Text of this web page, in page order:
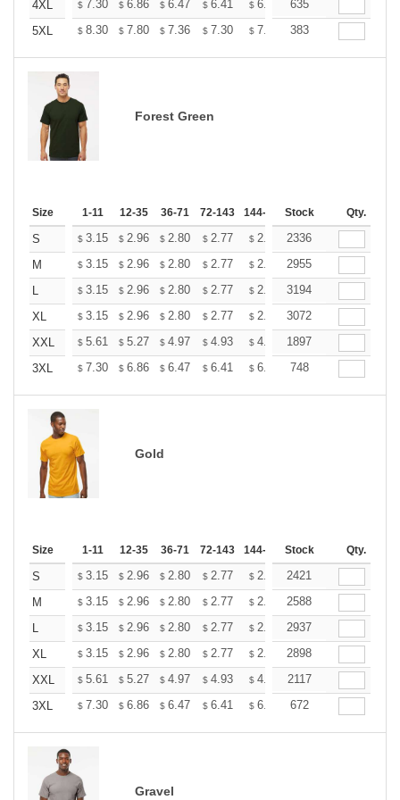
4XL
$ 7.30 $ 6.86 $ 6.47 $ 6.41 $ 6.30 $6.25
635
5XL
$ 8.30 $ 7.80 $ 7.36 $ 7.30 $ 7.17 $7.11
383
Forest Green
Size 1-11 12-35 36-71 72-143 144-287 288 + More
Stock Qty.
S $ 3.15 $ 2.96 $ 2.80 $ 2.77 $ 2.72 $2.70
2336
M
$ 3.15 $ 2.96 $ 2.80 $ 2.77 $ 2.72 $2.70
2955
L
$ 3.15 $ 2.96 $ 2.80 $ 2.77 $ 2.72 $2.70
3194
XL
$ 3.15 $ 2.96 $ 2.80 $ 2.77 $ 2.72 $2.70
3072
XXL
$ 5.61 $ 5.27 $ 4.97 $ 4.93 $ 4.85 $4.80
1897
3XL
$ 7.30 $ 6.86 $ 6.47 $ 6.41 $ 6.30 $6.25
748
Gold
Size 1-11 12-35 36-71 72-143 144-287 288 + More
Stock Qty.
S $ 3.15 $ 2.96 $ 2.80 $ 2.77 $ 2.72 $2.70
2421
M
$ 3.15 $ 2.96 $ 2.80 $ 2.77 $ 2.72 $2.70
2588
L
$ 3.15 $ 2.96 $ 2.80 $ 2.77 $ 2.72 $2.70
2937
XL
$ 3.15 $ 2.96 $ 2.80 $ 2.77 $ 2.72 $2.70
2898
XXL
$ 5.61 $ 5.27 $ 4.97 $ 4.93 $ 4.85 $4.80
2117
3XL
$ 7.30 $ 6.86 $ 6.47 $ 6.41 $ 6.30 $6.25
672
Gravel